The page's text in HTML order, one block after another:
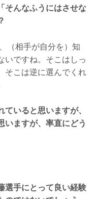
そんなふうにはさせな
（相手が自分を）知
いですね。そこはしっ
そこは逆に選んでくれ
いると思いますが、
いますが、率直にどう
選手にとって良い経験